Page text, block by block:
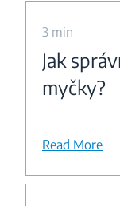
3 min
Jak
myčky?
Read More